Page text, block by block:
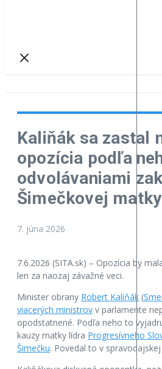
Kaliňák sa zastal
opozícia podľa
odvolávaniami
Šimečkovej matky
7. júna 2026
7.6.2026 (SITA.sk) – Opozícia by
len za naozaj závažné veci.
Minister obrany Robert Kaliňák (
viacerých ministrov v parlamente
opodstatnené. Podľa neho to
kauzy matky lídra Progresívneho
Šimečku. Povedal to v